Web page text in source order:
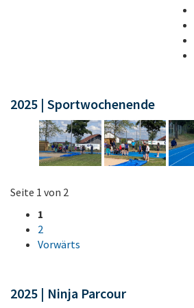
2025 | Sportwochenende
Seite 1 von 2
1
2
Vorwärts
2025 | Ninja Parcour